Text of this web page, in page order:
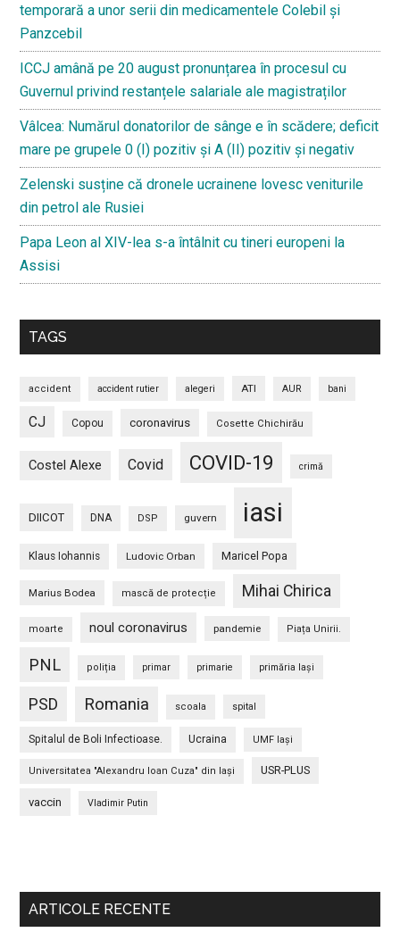
temporară a unor serii din medicamentele Colebil și
Panzcebil
ICCJ amână pe 20 august pronunțarea în procesul cu
Guvernul privind restanțele salariale ale magistraților
Vâlcea: Numărul donatorilor de sânge e în scădere; deficit
mare pe grupele 0 (I) pozitiv și A (II) pozitiv și negativ
Zelenski susține că dronele ucrainene lovesc veniturile
din petrol ale Rusiei
Papa Leon al XIV-lea s-a întâlnit cu tineri europeni la
Assisi
TAGS
accident accident rutier alegeri ATI AUR bani
CJ Copou coronavirus Cosette Chichirău
Costel Alexe Covid COVID-19 crimă
DIICOT DNA DSP guvern iasi
Klaus Iohannis Ludovic Orban Maricel Popa
Marius Bodea mască de protecție Mihai Chirica
moarte noul coronavirus pandemie Piața Unirii.
PNL poliția primar primarie primăria Iași
PSD Romania scoala spital
Spitalul de Boli Infectioase. Ucraina UMF Iași
Universitatea "Alexandru Ioan Cuza" din Iaşi USR-PLUS
vaccin Vladimir Putin
secundara
ARTICOLE RECENTE